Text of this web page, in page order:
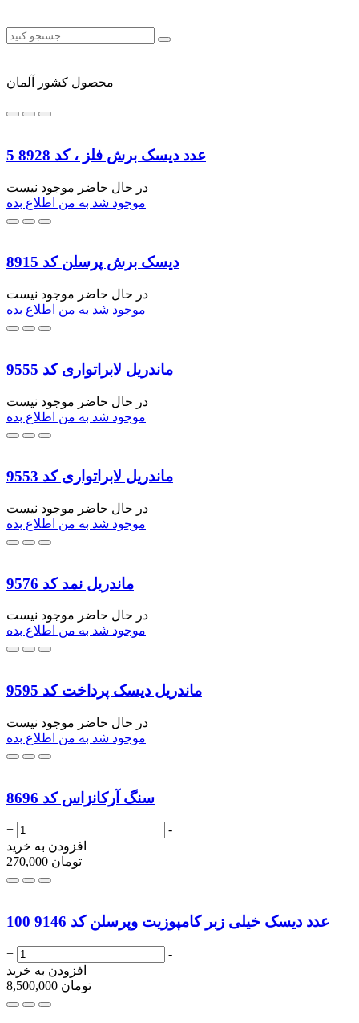
محصول کشور آلمان
5 عدد دیسک برش فلز ، کد 8928
در حال حاضر موجود نیست
موجود شد به من اطلاع بده
دیسک برش پرسلن کد 8915
در حال حاضر موجود نیست
موجود شد به من اطلاع بده
ماندریل لابراتواری کد 9555
در حال حاضر موجود نیست
موجود شد به من اطلاع بده
ماندریل لابراتواری کد 9553
در حال حاضر موجود نیست
موجود شد به من اطلاع بده
ماندریل نمد کد 9576
در حال حاضر موجود نیست
موجود شد به من اطلاع بده
ماندریل دیسک پرداخت کد 9595
در حال حاضر موجود نیست
موجود شد به من اطلاع بده
سنگ آرکانزاس کد 8696
+
-
افزودن به خرید
270,000 تومان
100 عدد دیسک خیلی زبر کامپوزیت وپرسلن کد 9146
+
-
افزودن به خرید
8,500,000 تومان